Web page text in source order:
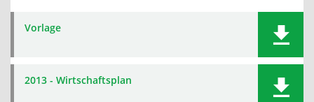
Vorlage
2013 - Wirtschaftsplan